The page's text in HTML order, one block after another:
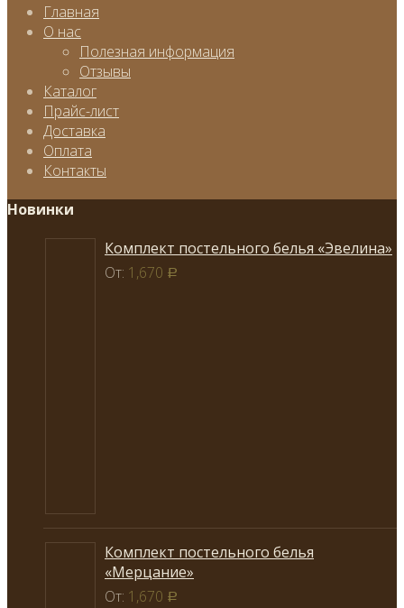
Главная
О нас
Полезная информация
Отзывы
Каталог
Прайс-лист
Доставка
Оплата
Контакты
Новинки
Комплект постельного белья «Эвелина»
От: 1,670 Р
Комплект постельного белья
«Мерцание»
От: 1,670 Р